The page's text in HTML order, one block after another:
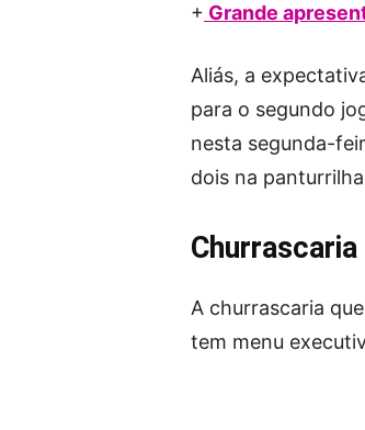
+ Grande
Aliás, a
para o segundo
nesta segunda-
dois na
A churrascaria
tem menu